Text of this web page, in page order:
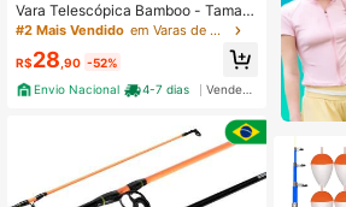
Vara Telescópica Bamboo - Taman
hos Diversos
#2 Mais Vendido em Varas de pesca
R$28 ,90 -52%
Envio Nacional
4-7 dias